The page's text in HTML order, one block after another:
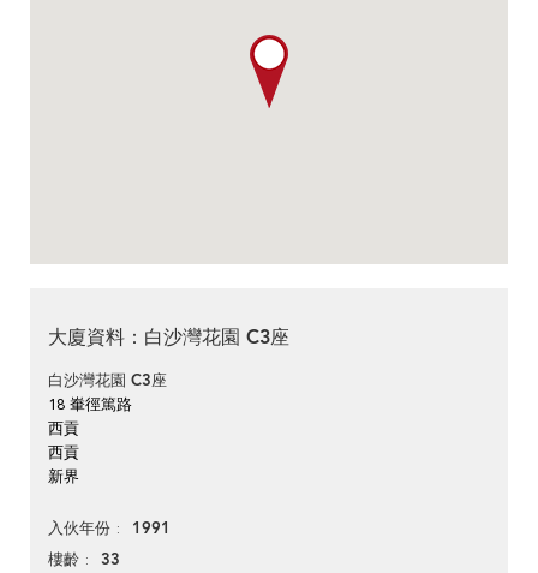
大廈資料：白沙灣花園 C3座
白沙灣花園 C3座
18 輋徑篤路
西貢
西貢
新界
入伙年份 1991
樓齡 33